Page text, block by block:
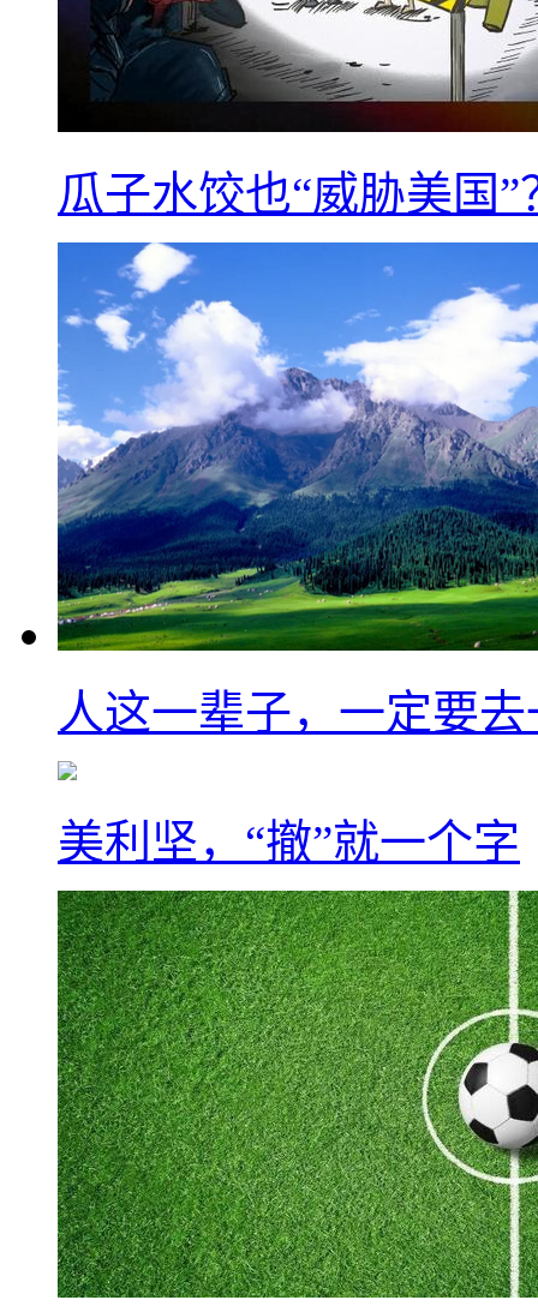
瓜子水饺也“威胁美国”
人这一辈子，一定要
美利坚，“撤”就一个字